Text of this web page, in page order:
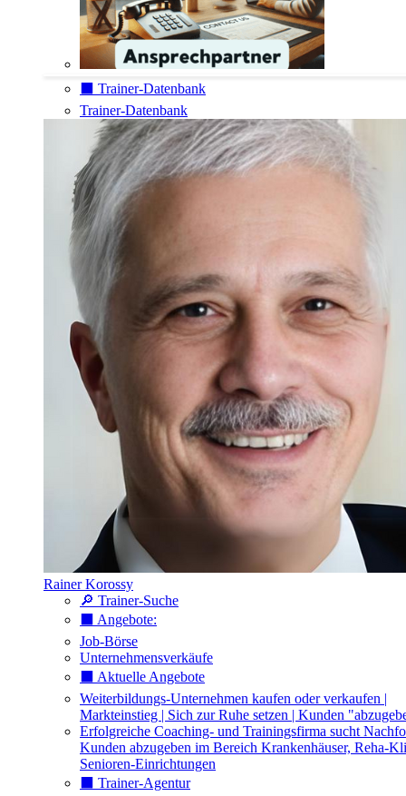
⬛️ Trainer-Datenbank
Trainer-Datenbank
Rainer Korossy
🔎 Trainer-Suche
⬛️ Angebote:
Job-Börse
Unternehmensverkäufe
⬛️ Aktuelle Angebote
Weiterbildungs-Unternehmen kaufen oder verkaufen |
Markteinstieg | Sich zur Ruhe setzen | Kunden
Erfolgreiche Coaching- und Trainingsfirma sucht
Kunden abzugeben im Bereich Krankenhäuser, Reha-
Senioren-Einrichtungen
⬛️ Trainer-Agentur